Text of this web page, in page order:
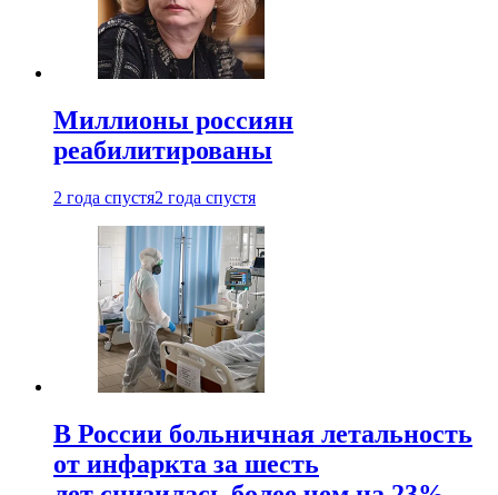
Миллионы россиян
реабилитированы
2 года спустя2 года спустя
В России больничная летальность
от инфаркта за шесть